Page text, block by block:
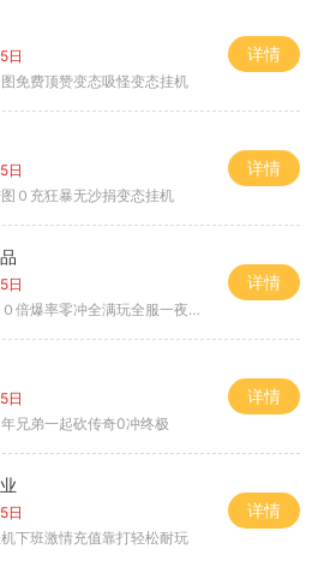
日
图免费顶赞变态吸怪变态挂机
详情
日
图０充狂暴无沙捐变态挂机
详情
日
倍爆率零冲全满玩全服一夜终极
详情
日
兄弟一起砍传奇0冲终极
详情
日
机下班激情充值靠打轻松耐玩
详情